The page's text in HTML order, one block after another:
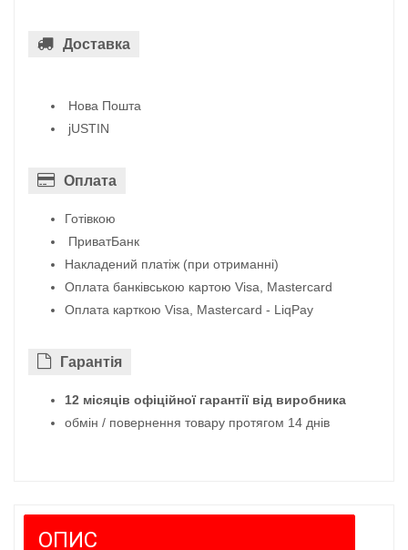
Доставка
Нова Пошта
jUSTIN
Оплата
Готівкою
ПриватБанк
Накладений платіж (при отриманні)
Оплата банківською картою Visa, Mastercard
Оплата карткою Visa, Mastercard - LiqPay
Гарантiя
12 місяців офіційної гарантії від виробника
обмін / повернення товару протягом 14 днів
ОПИС